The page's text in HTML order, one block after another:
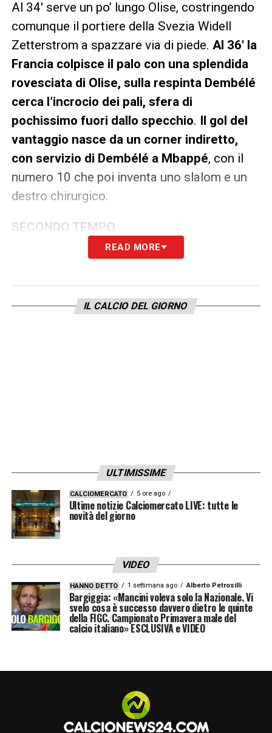
Al 34′ serve un po’ lungo Olise, costringendo
comunque il portiere della Svezia Widell
Zetterstrom a spazzare via di piede. Al 36′ la
Francia colpisce il palo con una splendida
rovesciata di Olise, sulla respinta Dembélé
cerca l’incrocio dei pali, sfera di
pochissimo fuori dallo specchio.
Il gol del
vantaggio nasce da un corner indiretto,
con servizio di Dembélé a Mbappé, con il
numero 10 che poi inventa uno slalom e un
destro chirurgico.
SECONDO TEMPO
Primo acuto della ripresa è uno stop di petto
sfera servita a Kounde per il suo puntuale
inserimento. Al 58′, sul 2-0 e il pieno governo
palla a Mbappé per Olise che a tu per tu col
portiere si fa ipnotizzare. A un quarto d’ora
dal termine, appena dopo la realizzazione del
3-0 della Francia,Deschamps richiama
Dembélé in panchina e manda in campo
. Le statistiche dicono che ha toccato
52 palloni, ha registrato il 90% di precisione
nei passaggi, 2 le conclusioni. Non
certamente il più brillante degli attaccanti,
più per merito dei compagni che per demerito
LA PLAYLIST DELLE NOSTRE TOP NEWS
READ MORE
IL CALCIO DEL GIORNO
ULTIMISSIME
CALCIOMERCATO 5 ore ago
Ultime notizie Calciomercato LIVE: tutte le
novità del giorno
VIDEO
HANNO DETTO 1 settimana ago Alberto Petrosilli
Bargiggia: «Mancini voleva solo la Nazionale. Vi
svelo cosa è successo davvero dietro le quinte
della FIGC. Campionato Primavera male del
calcio italiano» ESCLUSIVA e VIDEO